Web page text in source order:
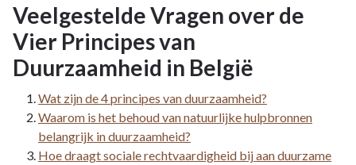
Veelgestelde Vragen over de
Vier Principes van
Duurzaamheid in België
Wat zijn de 4 principes van duurzaamheid?
Waarom is het behoud van natuurlijke hulpbronnen
belangrijk in duurzaamheid?
Hoe draagt sociale rechtvaardigheid bij aan duurzame